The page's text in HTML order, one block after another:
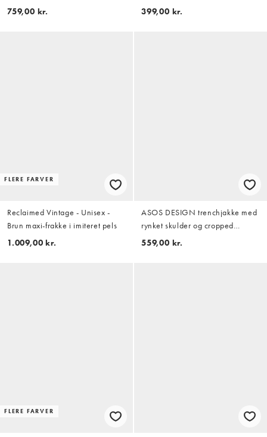
759,00 kr.
399,00 kr.
FLERE FARVER
Reclaimed Vintage - Unisex -
Brun maxi-frakke i imiteret pels
1.009,00 kr.
ASOS DESIGN trenchjakke med
rynket skulder og cropped
længde i beige
559,00 kr.
FLERE FARVER